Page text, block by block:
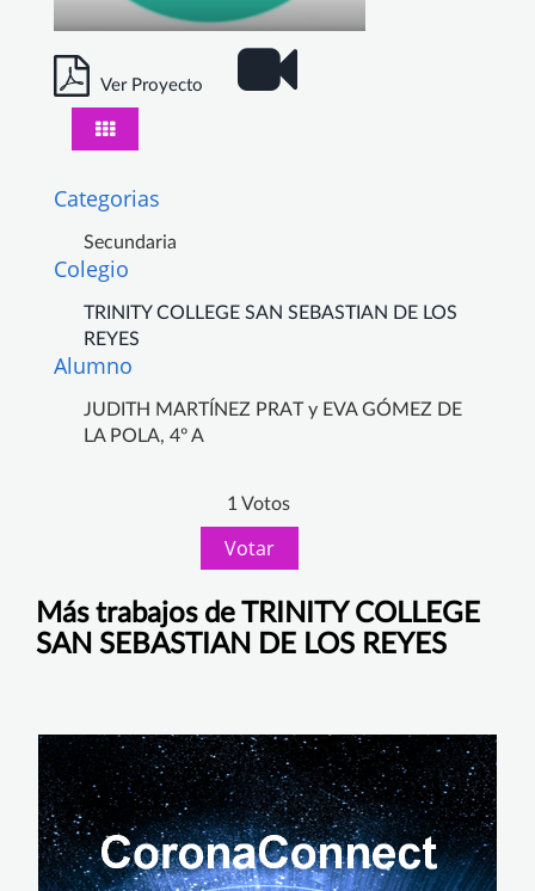
Ver Proyecto
Categorias
Secundaria
Colegio
TRINITY COLLEGE SAN SEBASTIAN DE LOS
REYES
Alumno
JUDITH MARTÍNEZ PRAT y EVA GÓMEZ DE
LA POLA, 4º A
1 Votos
Votar
Más trabajos de TRINITY COLLEGE
SAN SEBASTIAN DE LOS REYES